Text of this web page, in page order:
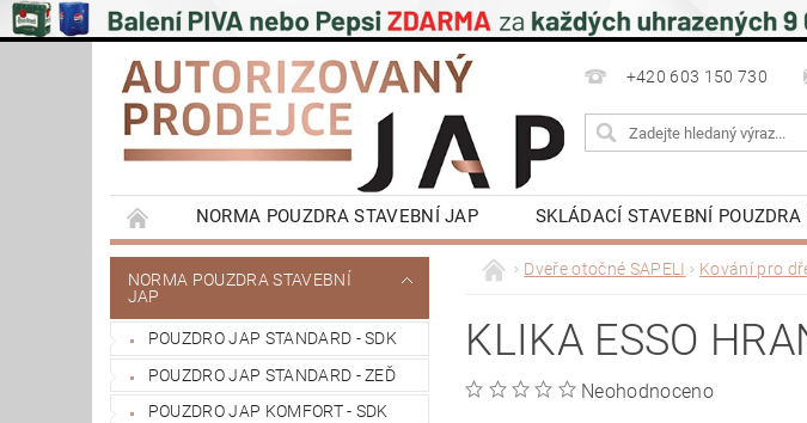
+420 603 150 730
NORMA POUZDRA STAVEBNÍ JAP SKLÁDACÍ STAVEBNÍ POUZDRA
EMOTIVE II BEZOBLOŽKOVÁ POUZDRA STAVEBNÍ JAP
LATENTE
PŮDNÍ SCHODY JAP
VÝPRODEJ
OBCHODNÍ PODMÍNKY OCHRANA OSOBNÍCH ÚDAJŮ
REFERENCE ZÁKAZNÍKŮ
NAŠE POBOČKY KONTAKTY
NORMA POUZDRA STAVEBNÍ
JAP
POUZDRO JAP STANDARD - SDK
POUZDRO JAP STANDARD - ZEĎ
POUZDRO JAP KOMFORT - SDK
Dveře otočné SAPELI Kování pro
KLIKA ESSO
Neohodnoceno